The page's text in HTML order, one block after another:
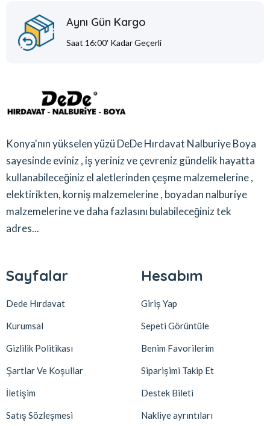
Aynı Gün Kargo
Saat 16:00' Kadar Geçerli
Konya'nın yükselen yüzü DeDe Hırdavat Nalburiye Boya
sayesinde eviniz , iş yeriniz ve çevreniz gündelik hayatta
kullanabileceğiniz el aletlerinden çeşme malzemelerine ,
elektirikten, korniş malzemelerine , boyadan nalburiye
malzemelerine ve daha fazlasını bulabileceğiniz tek
adres...
Sayfalar
Dede Hırdavat
Kurumsal
Gizlilik Politikası
Şartlar Ve Koşullar
İletişim
Satış Sözleşmesi
Hesabım
Giriş Yap
Sepeti Görüntüle
Benim Favorilerim
Siparişimi Takip Et
Destek Bileti
Nakliye ayrıntıları